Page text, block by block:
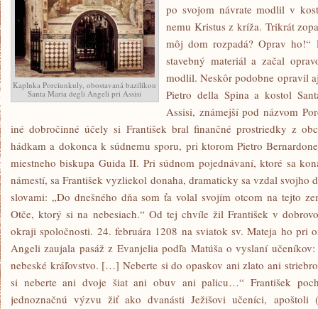
Kaplnka Porciunkuly, obostavaná bazilikou
Santa Maria degli Angeli pri Assisi
po svojom návrate modlil v
nemu Kristus z kríža. Trikrát
môj dom rozpadá? Oprav ho!“
stavebný materiál a začal
modlil. Neskôr podobne opravil
Pietro della Spina a kostol
Assisi, známejší pod názvom
iné dobročinné účely si František bral finančné prostriedky z
hádkam a dokonca k súdnemu sporu, pri ktorom Pietro
miestneho biskupa Guida II. Pri súdnom pojednávaní, ktoré sa
námestí, sa František vyzliekol donaha, dramaticky sa vzdal svojho
slovami: „Do dnešného dňa som ťa volal svojím otcom na tejto
Otče, ktorý si na nebesiach.“ Od tej chvíle žil František v
okraji spoločnosti. 24. februára 1208 na sviatok sv. Mateja ho pri
Angeli zaujala pasáž z Evanjelia podľa Matúša o vyslaní
nebeské kráľovstvo. […] Neberte si do opaskov ani zlato ani
si neberte ani dvoje šiat ani obuv ani palicu…“ František
jednoznačnú výzvu žiť ako dvanásti Ježišovi učeníci,